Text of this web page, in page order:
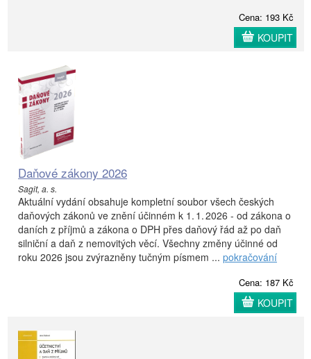
Cena: 193 Kč
KOUPIT
Daňové zákony 2026
Sagit, a. s.
Aktuální vydání obsahuje kompletní soubor všech českých
daňových zákonů ve znění účinném k 1. 1. 2026 - od zákona o
daních z příjmů a zákona o DPH přes daňový řád až po daň
silniční a daň z nemovitých věcí. Všechny změny účinné od
roku 2026 jsou zvýrazněny tučným písmem ... pokračování
Cena: 187 Kč
KOUPIT